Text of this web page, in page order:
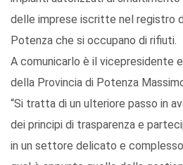
delle imprese iscritte nel registro
Potenza che si occupano di rifiuti.
A comunicarlo è il vicepresidente
della Provincia di Potenza
“Si tratta di un ulteriore passo in
dei principi di trasparenza e
in un settore delicato e